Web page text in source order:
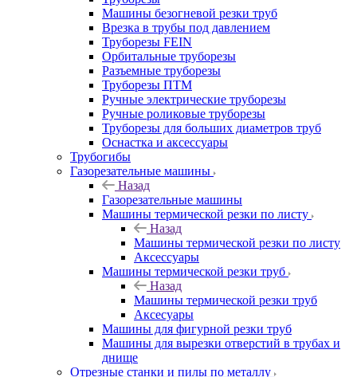
Машины безогневой резки труб
Врезка в трубы под давлением
Труборезы FEIN
Орбитальные труборезы
Разъемные труборезы
Труборезы ПТМ
Ручные электрические труборезы
Ручные роликовые труборезы
Труборезы для больших диаметров труб
Оснастка и аксессуары
Трубогибы
Газорезательные машины
Назад
Газорезательные машины
Машины термической резки по листу
Назад
Машины термической резки по листу
Аксессуары
Машины термической резки труб
Назад
Машины термической резки труб
Аксесуары
Машины для фигурной резки труб
Машины для вырезки отверстий в трубах и
днище
Отрезные станки и пилы по металлу